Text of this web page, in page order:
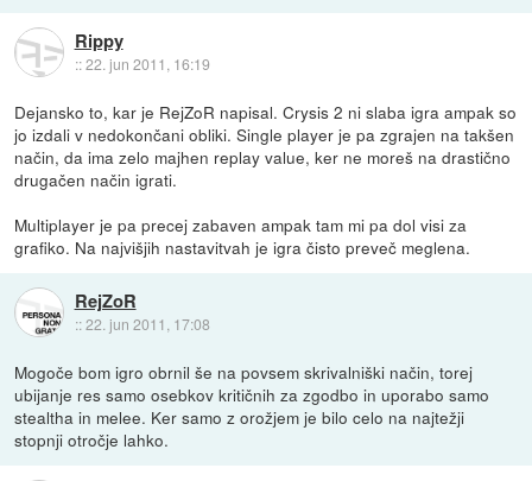
Rippy
::22. jun 2011, 16:19
Dejansko to, kar je RejZoR napisal. Crysis 2 ni slaba igra ampak so
jo izdali v nedokončani obliki. Single player je pa zgrajen na takšen
način, da ima zelo majhen replay value, ker ne moreš na drastično
drugačen način igrati.
Multiplayer je pa precej zabaven ampak tam mi pa dol visi za
grafiko. Na najvišjih nastavitvah je igra čisto preveč meglena.
RejZoR
::22. jun 2011, 17:08
Mogoče bom igro obrnil še na povsem skrivalniški način, torej
ubijanje res samo osebkov kritičnih za zgodbo in uporabo samo
stealtha in melee. Ker samo z orožjem je bilo celo na najtežji
stopnji otročje lahko.